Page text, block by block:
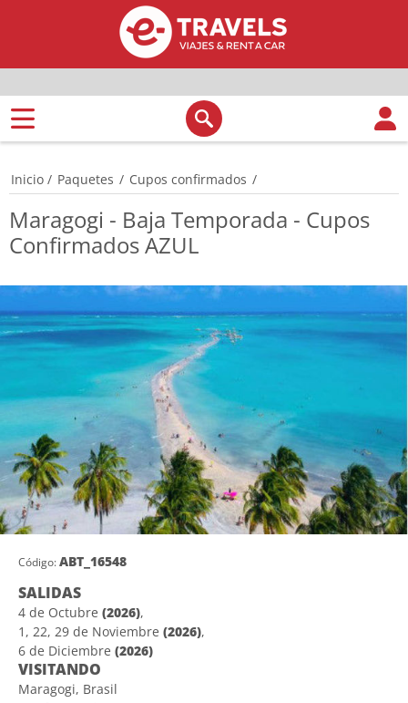
Inicio / Paquetes / Cupos confirmados /
Maragogi - Baja Temporada - Cupos
Confirmados AZUL
Código:ABT_16548
SALIDAS
4 de Octubre (2026),
1, 22, 29 de Noviembre (2026),
6 de Diciembre (2026)
VISITANDO
Maragogi, Brasil